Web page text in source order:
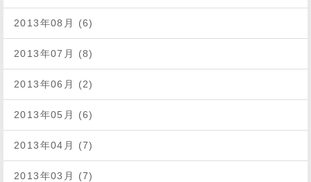
2013年08月 (6)
2013年07月 (8)
2013年06月 (2)
2013年05月 (6)
2013年04月 (7)
2013年03月 (7)